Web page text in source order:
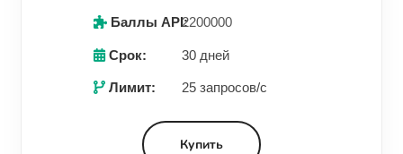
Баллы API:2200000
Срок: 30 дней
Лимит: 25 запросов/с
Купить